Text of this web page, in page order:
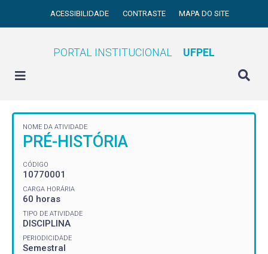
ACESSIBILIDADE CONTRASTE MAPA DO SITE
PORTAL INSTITUCIONAL UFPEL
NOME DA ATIVIDADE
PRÉ-HISTÓRIA
CÓDIGO
10770001
CARGA HORÁRIA
60 horas
TIPO DE ATIVIDADE
DISCIPLINA
PERIODICIDADE
Semestral